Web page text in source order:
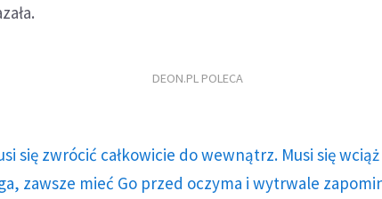
DEON.PL POLECA
się zwrócić całkowicie do wewnątrz. Musi się wciąż
zawsze mieć Go przed oczyma i wytrwale